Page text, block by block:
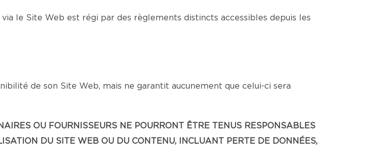
le Site Web est régi par des règlements distincts accessibles depuis les
de son Site Web, mais ne garantit aucunement que celui-ci sera
OU FOURNISSEURS NE POURRONT ÊTRE TENUS RESPONSABLES
DU SITE WEB OU DU CONTENU, INCLUANT PERTE DE DONNÉES,